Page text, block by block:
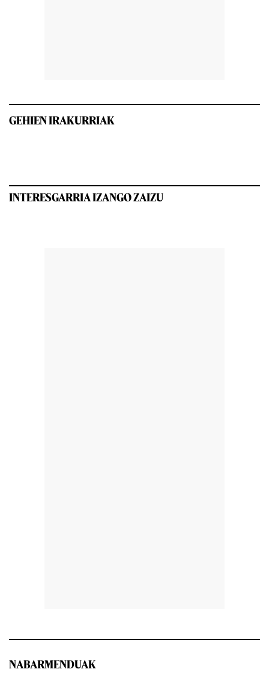
GEHIEN IRAKURRIAK
INTERESGARRIA IZANGO ZAIZU
NABARMENDUAK